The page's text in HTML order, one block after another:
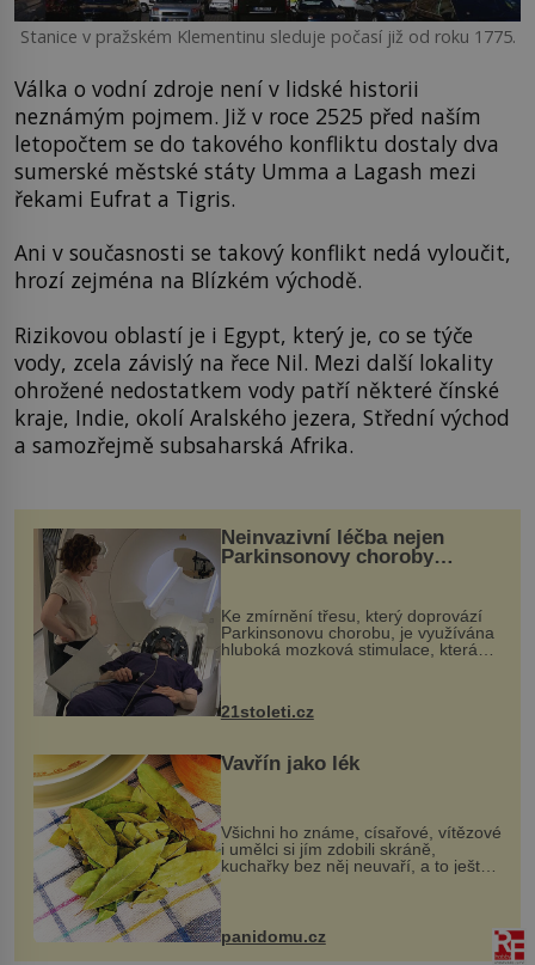
Stanice v pražském Klementinu sleduje počasí již od roku 1775.
Válka o vodní zdroje není v lidské historii
neznámým pojmem. Již v roce 2525 před naším
letopočtem se do takového konfliktu dostaly dva
sumerské městské státy Umma a Lagash mezi
řekami Eufrat a Tigris.
Ani v současnosti se takový konflikt nedá vyloučit,
hrozí zejména na Blízkém východě.
Rizikovou oblastí je i Egypt, který je, co se týče
vody, zcela závislý na řece Nil. Mezi další lokality
ohrožené nedostatkem vody patří některé čínské
kraje, Indie, okolí Aralského jezera, Střední východ
a samozřejmě subsaharská Afrika.
Neinvazivní léčba nejen
Parkinsonovy choroby
Ke zmírnění třesu, který doprovází
Parkinsonovu chorobu, je využívána
hluboká mozková stimulace, která
však vyžaduje vysoce invazivní
k dostatečně přesnému zacílení ...
21stoleti.cz
Vavřín jako lék
Všichni ho známe, císařové, vítězové
i umělci si jím zdobili skráně,
kuchařky bez něj neuvaří, a to ještě
nevíte, že bobkový list může výrazně
zmírnit některé naše neduhy.
Obsahuje v malém množství ně...
panidomu.cz